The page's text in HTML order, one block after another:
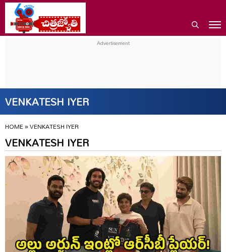
VENKATESH IYER
HOME»VENKATESH IYER
VENKATESH IYER